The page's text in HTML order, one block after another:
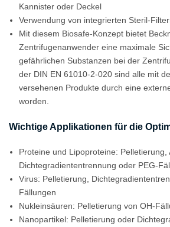
Kannister oder Deckel
Verwendung von integrierten Steril-
Mit diesem Biosafe-Konzept bietet
Zentrifugenanwender eine maximale
gefährlichen Substanzen bei der
der DIN EN 61010-2-020 sind alle mit
versehenen Produkte durch eine
worden.
Wichtige Applikationen für die
Proteine und Lipoproteine: Pelletierung,
Dichtegradiententrennung oder PEG-
Virus: Pelletierung,
Fällungen
Nukleinsäuren: Pelletierung von OH-
Nanopartikel: Pelletierung oder